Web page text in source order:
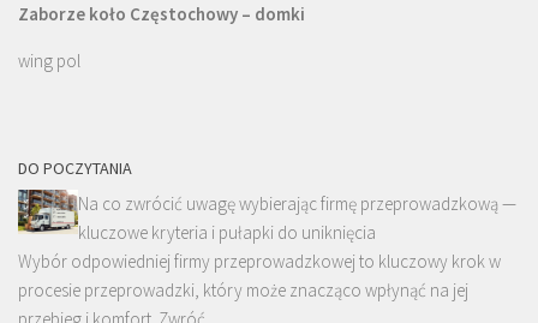
Zaborze koło Częstochowy – domki
wing pol
DO POCZYTANIA
Na co zwrócić uwagę wybierając firmę przeprowadzkową —
kluczowe kryteria i pułapki do uniknięcia
Wybór odpowiedniej firmy przeprowadzkowej to kluczowy krok w
procesie przeprowadzki, który może znacząco wpłynąć na jej